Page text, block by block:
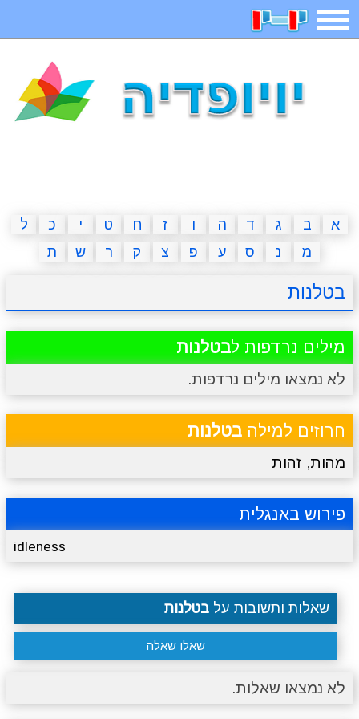
תפריט
איש תלוי מדריכים פוקימון גו מצא הבדלים
יצירה משחקי בנות אשליות חדשות
א ב ג ד ה ו ז ח ט י כ
ל
מ
נ ס ע פ צ ק ר ש ת
בטלנות
מילים נרדפות לבטלנות
לא נמצאו מילים נרדפות.
חרוזים למילה בטלנות
מהות, זהות
פירוש באנגלית
idleness
שאלות ותשובות על בטלנות
שאלו שאלה
לא נמצאו שאלות.